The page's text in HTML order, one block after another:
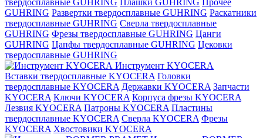
твердосплавные GUHRING Плашки GUHRING Прочее
GUHRING Развертки твердосплавные GUHRING Раскатники
твердосплавные GUHRING Сверла твердосплавные
GUHRING Фрезы твердосплавные GUHRING Цанги
GUHRING Цапфы твердосплавные GUHRING Цековки
твердосплавные GUHRING
Инструмент KYOCERA
Вставки твердосплавные KYOCERA Головки
твердосплавные KYOCERA Державки KYOCERA Запчасти
KYOCERA Ключи KYOCERA Корпуса фрезы KYOCERA
Лезвия KYOCERA Патроны KYOCERA Пластины
твердосплавные KYOCERA Сверла KYOCERA Фрезы
KYOCERA Хвостовики KYOCERA